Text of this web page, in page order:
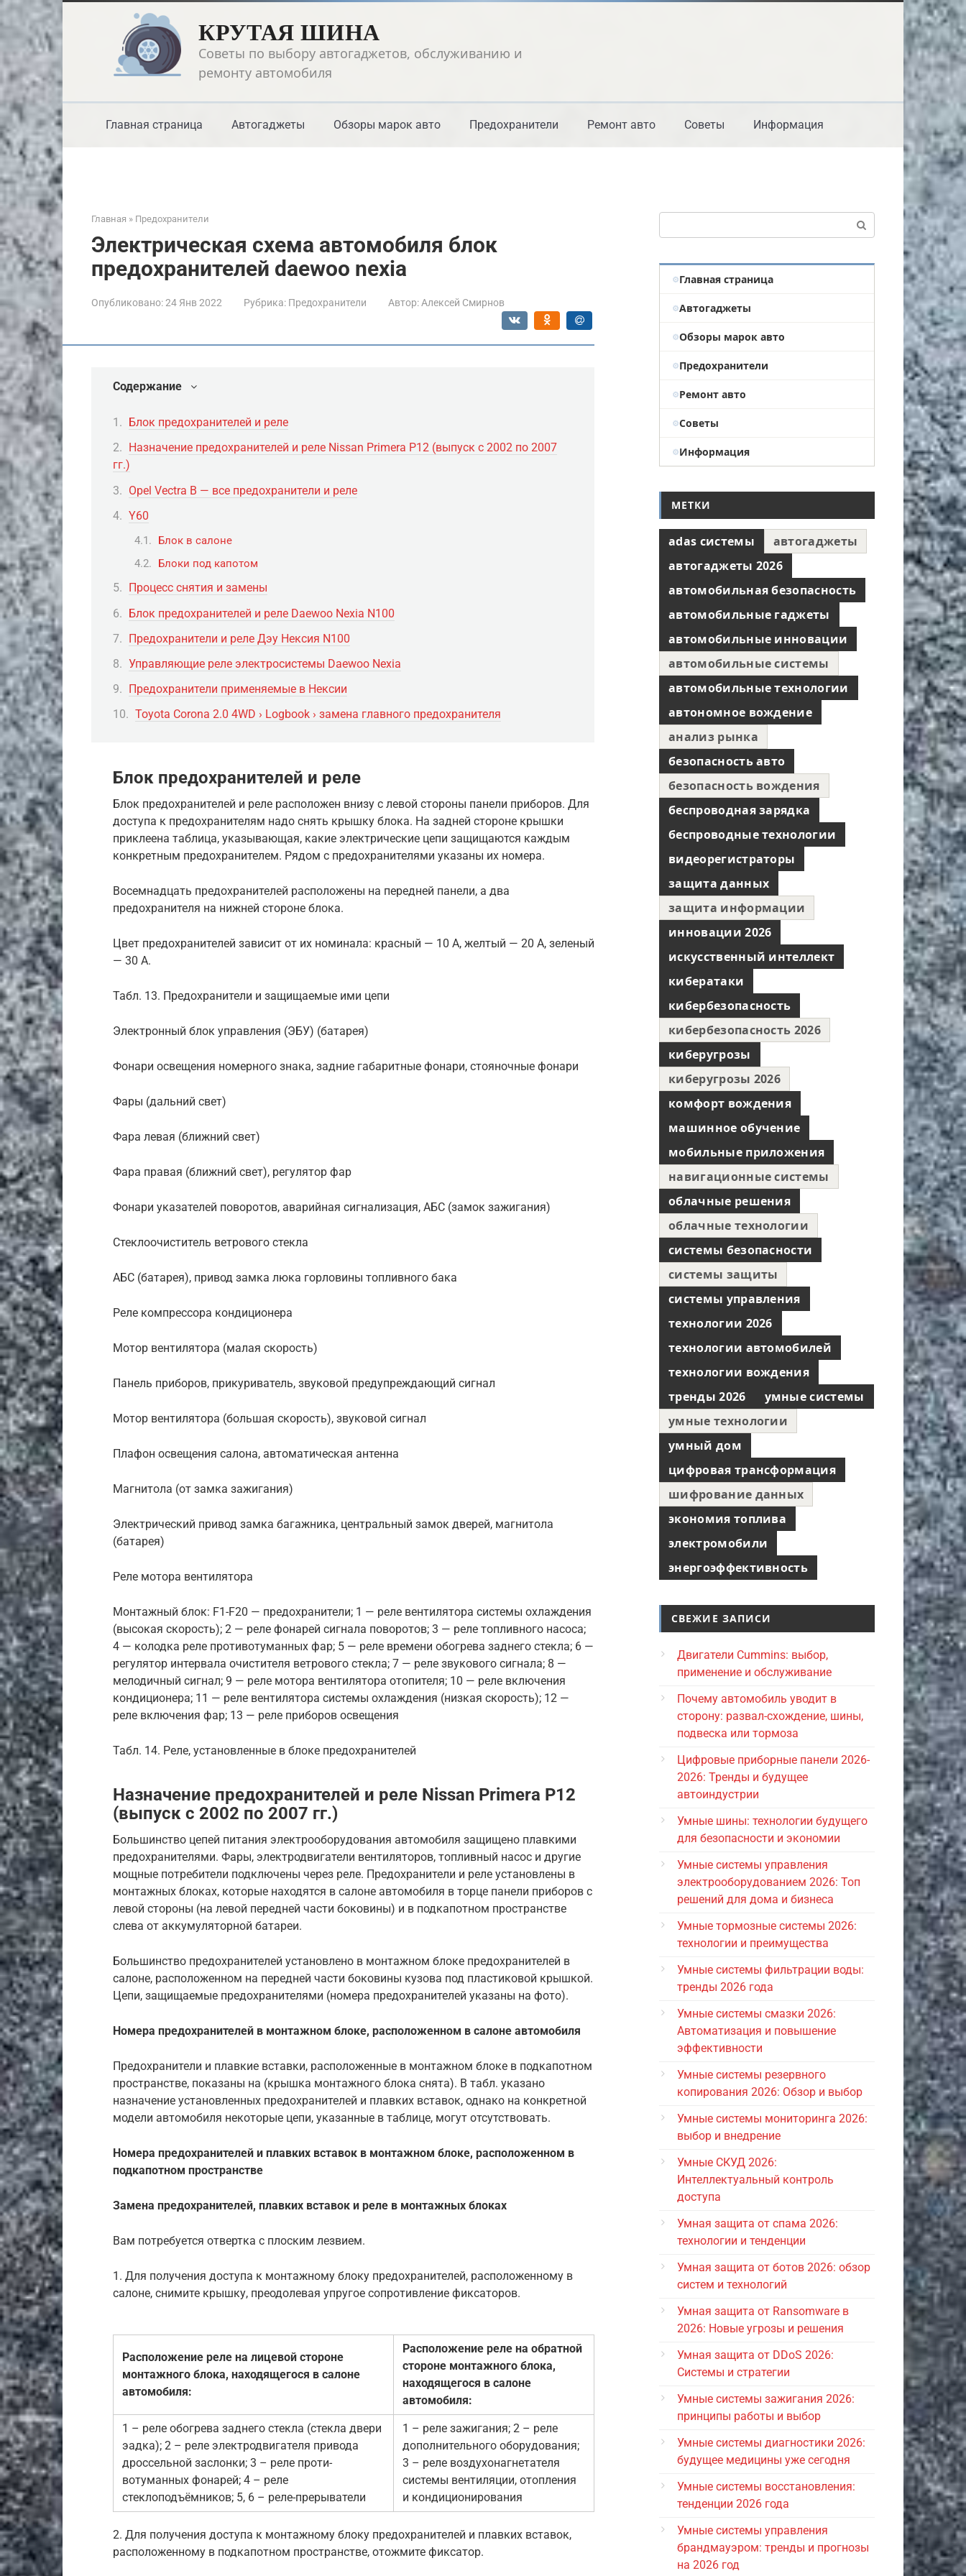
Перейти
к
контенту
КРУТАЯ ШИНА
Советы по выбору автогаджетов, обслуживанию и
ремонту автомобиля
Главная страница Автогаджеты Обзоры марок авто Предохранители Ремонт авто Советы Информация
Главная » Предохранители
Электрическая схема автомобиля блок
предохранителей daewoo nexia
Опубликовано:24 Янв 2022 Рубрика: Предохранители Автор: Алексей Смирнов
Содержание
Блок предохранителей и реле
Назначение предохранителей и реле Nissan Primera P12 (выпуск с 2002 по 2007
гг.)
Opel Vectra B — все предохранители и реле
Y60
Блок в салоне
Блоки под капотом
Процесс снятия и замены
Блок предохранителей и реле Daewoo Nexia N100
Предохранители и реле Дэу Нексия N100
Управляющие реле электросистемы Daewoo Nexia
Предохранители применяемые в Нексии
Toyota Corona 2.0 4WD › Logbook › замена главного предохранителя
Блок предохранителей и реле
Блок предохранителей и реле расположен внизу с левой стороны панели приборов. Для
доступа к предохранителям надо снять крышку блока. На задней стороне крышки
приклеена таблица, указывающая, какие электрические цепи защищаются каждым
конкретным предохранителем. Рядом с предохранителями указаны их номера.
Восемнадцать предохранителей расположены на передней панели, а два
предохранителя на нижней стороне блока.
Цвет предохранителей зависит от их номинала: красный — 10 А, желтый — 20 А, зеленый
— 30 А.
Табл. 13. Предохранители и защищаемые ими цепи
Электронный блок управления (ЭБУ) (батарея)
Фонари освещения номерного знака, задние габаритные фонари, стояночные фонари
Фары (дальний свет)
Фара левая (ближний свет)
Фара правая (ближний свет), регулятор фар
Фонари указателей поворотов, аварийная сигнализация, АБС (замок зажигания)
Стеклоочиститель ветрового стекла
АБС (батарея), привод замка люка горловины топливного бака
Реле компрессора кондиционера
Мотор вентилятора (малая скорость)
Панель приборов, прикуриватель, звуковой предупреждающий сигнал
Мотор вентилятора (большая скорость), звуковой сигнал
Плафон освещения салона, автоматическая антенна
Магнитола (от замка зажигания)
Электрический привод замка багажника, центральный замок дверей, магнитола
(батарея)
Реле мотора вентилятора
Монтажный блок: F1-F20 — предохранители; 1 — реле вентилятора системы охлаждения
(высокая скорость); 2 — реле фонарей сигнала поворотов; 3 — реле топливного насоса;
4 — колодка реле противотуманных фар; 5 — реле времени обогрева заднего стекла; 6 —
регулятор интервала очистителя ветрового стекла; 7 — реле звукового сигнала; 8 —
мелодичный сигнал; 9 — реле мотора вентилятора отопителя; 10 — реле включения
кондиционера; 11 — реле вентилятора системы охлаждения (низкая скорость); 12 —
реле включения фар; 13 — реле приборов освещения
Табл. 14. Реле, установленные в блоке предохранителей
Назначение предохранителей и реле Nissan Primera P12
(выпуск с 2002 по 2007 гг.)
Большинство цепей питания электрооборудования автомобиля защищено плавкими
предохранителями. Фары, электродвигатели вентиляторов, топливный насос и другие
мощные потребители подключены через реле. Предохранители и реле установлены в
монтажных блоках, которые находятся в салоне автомобиля в торце панели приборов с
левой стороны (на левой передней части боковины) и в подкапотном пространстве
слева от аккумуляторной батареи.
Большинство предохранителей установлено в монтажном блоке предохранителей в
салоне, расположенном на передней части боковины кузова под пластиковой крышкой.
Цепи, защищаемые предохранителями (номера предохранителей указаны на фото).
Номера предохранителей в монтажном блоке, расположенном в салоне автомобиля
Предохранители и плавкие вставки, расположенные в монтажном блоке в подкапотном
пространстве, показаны на (крышка монтажного блока снята). В табл. указано
назначение установленных предохранителей и плавких вставок, однако на конкретной
модели автомобиля некоторые цепи, указанные в таблице, могут отсутствовать.
Номера предохранителей и плавких вставок в монтажном блоке, расположенном в
подкапотном пространстве
Замена предохранителей, плавких вставок и реле в монтажных блоках
Вам потребуется отвертка с плоским лезвием.
1. Для получения доступа к монтажному блоку предохранителей, расположенному в
салоне, снимите крышку, преодолевая упругое сопротивление фиксаторов.
Расположение реле на лицевой стороне
монтажного блока, находящегося в салоне
автомобиля:
Расположение реле на обратной
стороне монтажного блока,
находящегося в салоне
автомобиля:
1 – реле обогрева заднего стекла (стекла двери
эадка); 2 – реле электродвигателя привода
дроссельной заслонки; 3 – реле проти-
вотуманных фонарей; 4 – реле
стеклоподъёмников; 5, 6 – реле-прерыватели
1 – реле зажигания; 2 – реле
дополнительного оборудования;
3 – реле воздухонагнетателя
системы вентиляции, отопления
и кондиционирования
2. Для получения доступа к монтажному блоку предохранителей и плавких вставок,
расположенному в подкапотном пространстве, отожмите фиксатор.
Главная страница
Автогаджеты
Обзоры марок авто
Предохранители
Ремонт авто
Советы
Информация
МЕТКИ
adas системы
автогаджеты
автогаджеты 2026
автомобильная безопасность
автомобильные гаджеты
автомобильные инновации
автомобильные системы
автомобильные технологии
автономное вождение
анализ рынка
безопасность авто
безопасность вождения
беспроводная зарядка
беспроводные технологии
видеорегистраторы
защита данных
защита информации
инновации 2026
искусственный интеллект
кибератаки
кибербезопасность
кибербезопасность 2026
киберугрозы
киберугрозы 2026
комфорт вождения
машинное обучение
мобильные приложения
навигационные системы
облачные решения
облачные технологии
системы безопасности
системы защиты
системы управления
технологии 2026
технологии автомобилей
технологии вождения
тренды 2026
умные системы
умные технологии
умный дом
цифровая трансформация
шифрование данных
экономия топлива
электромобили
энергоэффективность
СВЕЖИЕ ЗАПИСИ
Двигатели Cummins: выбор,
применение и обслуживание
Почему автомобиль уводит в
сторону: развал-схождение, шины,
подвеска или тормоза
Цифровые приборные панели 2026-
2026: Тренды и будущее
автоиндустрии
Умные шины: технологии будущего
для безопасности и экономии
Умные системы управления
электрооборудованием 2026: Топ
решений для дома и бизнеса
Умные тормозные системы 2026:
технологии и преимущества
Умные системы фильтрации воды:
тренды 2026 года
Умные системы смазки 2026:
Автоматизация и повышение
эффективности
Умные системы резервного
копирования 2026: Обзор и выбор
Умные системы мониторинга 2026:
выбор и внедрение
Умные СКУД 2026:
Интеллектуальный контроль
доступа
Умная защита от спама 2026:
технологии и тенденции
Умная защита от ботов 2026: обзор
систем и технологий
Умная защита от Ransomware в
2026: Новые угрозы и решения
Умная защита от DDoS 2026:
Системы и стратегии
Умные системы зажигания 2026:
принципы работы и выбор
Умные системы диагностики 2026:
будущее медицины уже сегодня
Умные системы восстановления:
тенденции 2026 года
Умные системы управления
брандмауэром: тренды и прогнозы
на 2026 год